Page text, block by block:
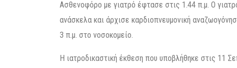
Ασθενοφόρο με γιατρό έφτασε στις 1.44 π.μ. Ο
ανάσκελα και άρχισε καρδιοπνευμονική
3 π.μ. στο νοσοκομείο.
Η ιατροδικαστική έκθεση που υποβλήθηκε στις 11